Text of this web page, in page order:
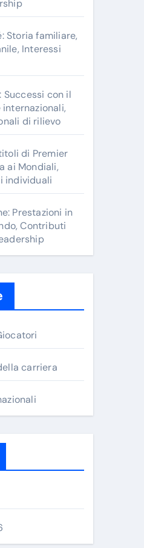
Storia familiare,
Interessi
Successi con il
internazionali,
di rilievo
di Premier
ai Mondiali,
individuali
Prestazioni in
Contributi
carriera